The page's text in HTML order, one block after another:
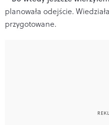
planowała odejście.
przygotowane.